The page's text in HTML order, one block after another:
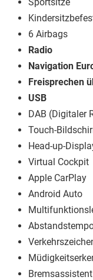
6 Airbags
Radio
Navigation
Freisprechen
USB
DAB (Digitaler
Touch-
Head-up-
Virtual Cockpit
Apple CarPlay
Android Auto
Bremsassistent